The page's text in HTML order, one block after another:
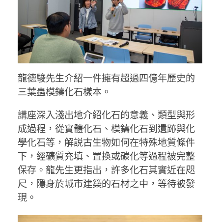
龍德駿先生介紹一件擁有超過四億年歷史的
三葉蟲模鑄化石樣本。
講座深入淺出地介紹化石的意義、類型與形
成過程，從實體化石、模鑄化石到遺跡與化
學化石等，解説古生物如何在特殊地質條件
下，經礦質充填、置換或碳化等過程被完整
保存。龍先生更指出，許多化石其實近在咫
尺，隱身於城市建築的石材之中，等待被發
現。